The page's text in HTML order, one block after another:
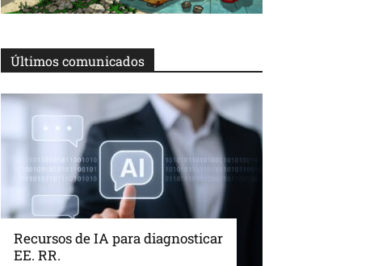
Últimos comunicados
Recursos de IA para diagnosticar
EE. RR.